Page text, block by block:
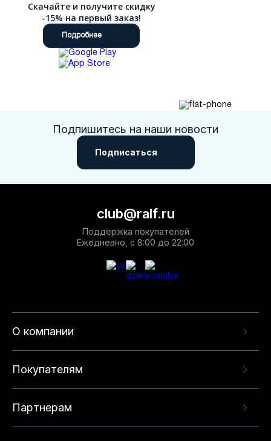
Скачайте и получите скидку
-15% на первый заказ!
Подробнее
Подпишитесь на наши новости
Подписаться
О компании
Покупателям
Партнерам
club@ralf.ru
Поддержка покупателей
Ежедневно, с 8:00 до 22:00